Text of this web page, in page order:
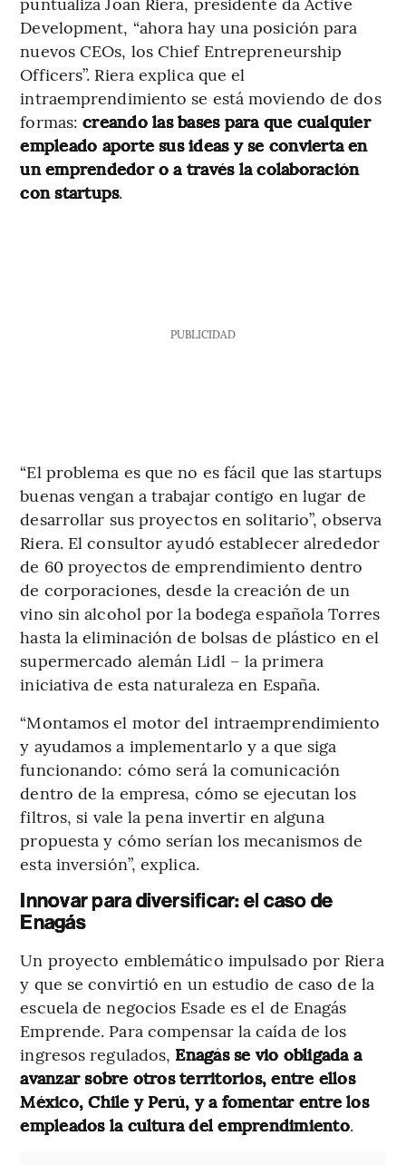
Development, “ahora hay una posición para
nuevos CEOs, los Chief Entrepreneurship
Officers”. Riera explica que el
intraemprendimiento se está moviendo de dos
formas:creando las bases para que cualquier
empleado aporte sus ideas y se convierta en
un emprendedor o a través la colaboración
con startups.
PUBLICIDAD
“El problema es que no es fácil que las startups
buenas vengan a trabajar contigo en lugar de
desarrollar sus proyectos en solitario”, observa
Riera. El consultor ayudó establecer alrededor
de 60 proyectos de emprendimiento dentro
de corporaciones, desde la creación de un
vino sin alcohol por la bodega española Torres
hasta la eliminación de bolsas de plástico en el
supermercado alemán Lidl – la primera
iniciativa de esta naturaleza en España.
“Montamos el motor del intraemprendimiento
y ayudamos a implementarlo y a que siga
funcionando: cómo será la comunicación
dentro de la empresa, cómo se ejecutan los
filtros, si vale la pena invertir en alguna
propuesta y cómo serían los mecanismos de
esta inversión”, explica.
Innovar para diversificar: el caso de
Enagás
Un proyecto emblemático impulsado por Riera
y que se convirtió en un estudio de caso de la
escuela de negocios Esade es el de Enagás
Emprende. Para compensar la caída de los
ingresos regulados, Enagás se vio obligada a
avanzar sobre otros territorios, entre ellos
México, Chile y Perú, y a fomentar entre los
empleados la cultura del emprendimiento.